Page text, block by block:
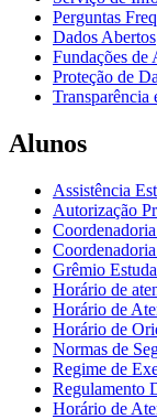
Perguntas
Dados Abertos
Fundações
Proteção de
Transparência
Alunos
Assistência
Autorização
Grêmio
Horário de
Horário de
Horário de
Normas de
Regime de
Regulamento
Horário de